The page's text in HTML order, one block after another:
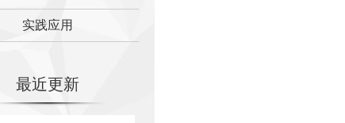
实践应用
最近更新